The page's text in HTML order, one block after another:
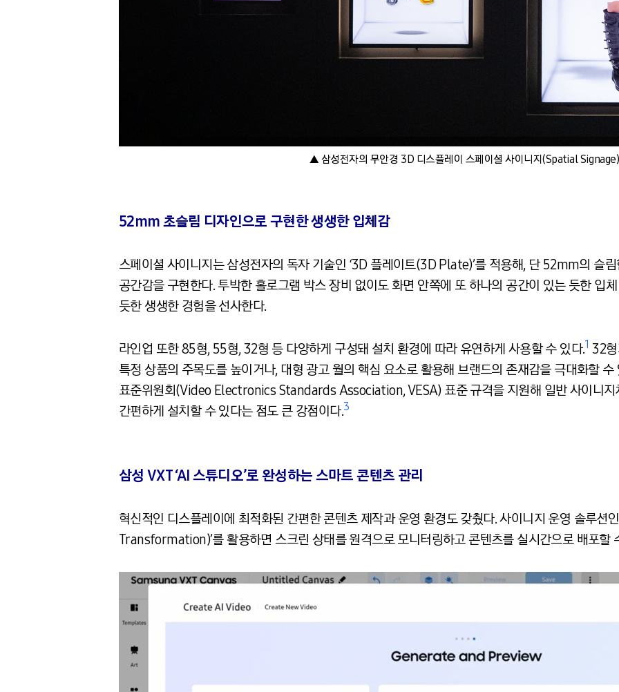
▲ 삼성전자의 무안경 3D 디스플레이 스페이셜 사이니지(Spatial Signage)
52mm 초슬림 디자인으로 구현한 생생한 입체감
스페이셜 사이니지는 삼성전자의 독자 기술인 ‘3D 플레이트(3D Plate)’를 적용해, 단 52mm의 슬
공간감을 구현한다. 투박한 홀로그램 박스 장비 없이도 화면 안쪽에 또 하나의 공간이 있는 듯한 입
듯한 생생한 경험을 선사한다.
라인업 또한 85형, 55형, 32형 등 다양하게 구성돼 설치 환경에 따라 유연하게 사용할 수 있다.1 32
특정 상품의 주목도를 높이거나, 대형 광고 월의 핵심 요소로 활용해 브랜드의 존재감을 극대화할 수
표준위원회(Video Electronics Standards Association, VESA) 표준 규격을 지원해 일반 사이니지
간편하게 설치할 수 있다는 점도 큰 강점이다.3
삼성 VXT ‘AI 스튜디오’로 완성하는 스마트 콘텐츠 관리
혁신적인 디스플레이에 최적화된 간편한 콘텐츠 제작과 운영 환경도 갖췄다. 사이니지 운영 솔루
Transformation)’를 활용하면 스크린 상태를 원격으로 모니터링하고 콘텐츠를 실시간으로 배포할